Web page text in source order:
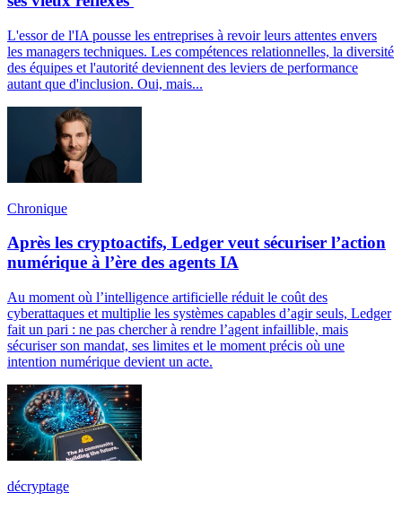
L'essor de l'IA pousse les entreprises à revoir leurs attentes envers
les managers techniques. Les compétences relationnelles, la diversité
des équipes et l'autorité deviennent des leviers de performance
autant que d'inclusion. Oui, mais...
Chronique
Après les cryptoactifs, Ledger veut sécuriser l’action
numérique à l’ère des agents IA
Au moment où l’intelligence artificielle réduit le coût des
cyberattaques et multiplie les systèmes capables d’agir seuls, Ledger
fait un pari : ne pas chercher à rendre l’agent infaillible, mais
sécuriser son mandat, ses limites et le moment précis où une
intention numérique devient un acte.
décryptage